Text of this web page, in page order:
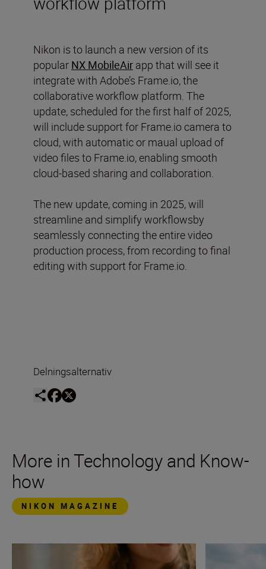
Nikon is to launch a new version of its
popular NX MobileAir app that will see it
integrate with Adobe’s Frame.io, the
collaborative workflow platform. The
update, scheduled for the first half of 2025,
will include support for Frame.io camera to
cloud, with automatic or maual upload of
video files to Frame.io, enabling smooth
cloud-based sharing and collaboration.
The new update, coming in 2025, will
streamline and simplify workflowsby
seamlessly connecting the entire video
production process, from recording to final
editing with support for Frame.io.
Delningsalternativ
More in Technology and Know-
how
NIKON MAGAZINE